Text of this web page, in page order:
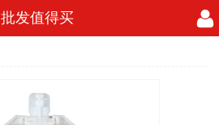
批发值得买